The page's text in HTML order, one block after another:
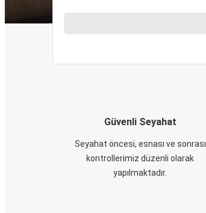
Güvenli Seyahat
Seyahat öncesi, esnası ve sonrası
kontrollerimiz düzenli olarak
yapılmaktadır.